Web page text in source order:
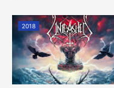
2018